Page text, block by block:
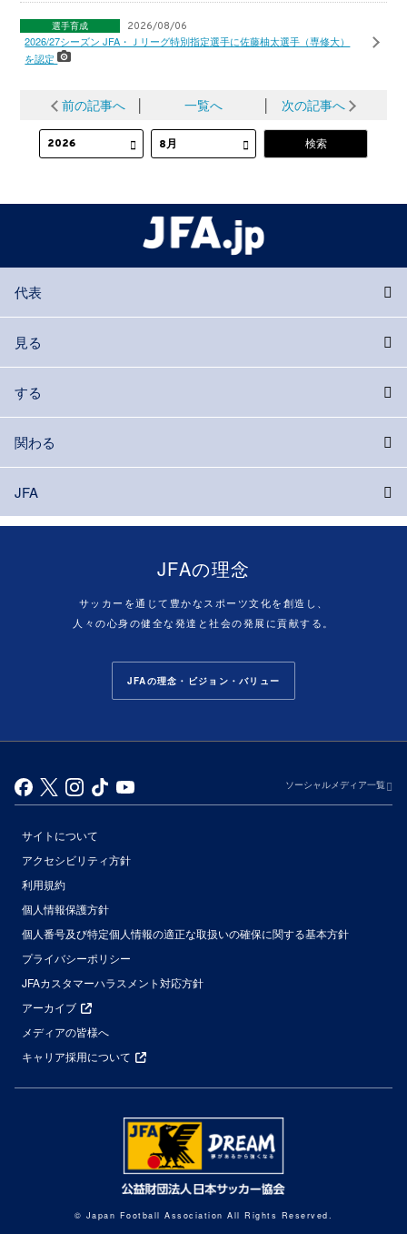
選手育成 2026/08/06
2026/27シーズン JFA・Ｊリーグ特別指定選手に佐藤柚太選手（専修大）
を認定
前の記事へ 一覧へ 次の記事へ
代表
見る
する
関わる
JFA
JFAの理念
サッカーを通じて豊かなスポーツ文化を創造し、
人々の心身の健全な発達と社会の発展に貢献する。
JFAの理念・ビジョン・バリュー
ソーシャルメディア一覧
サイトについて
アクセシビリティ方針
利用規約
個人情報保護方針
個人番号及び特定個人情報の適正な取扱いの確保に関する基本方針
プライバシーポリシー
JFAカスタマーハラスメント対応方針
アーカイブ
メディアの皆様へ
キャリア採用について
© Japan Football Association All Rights Reserved.